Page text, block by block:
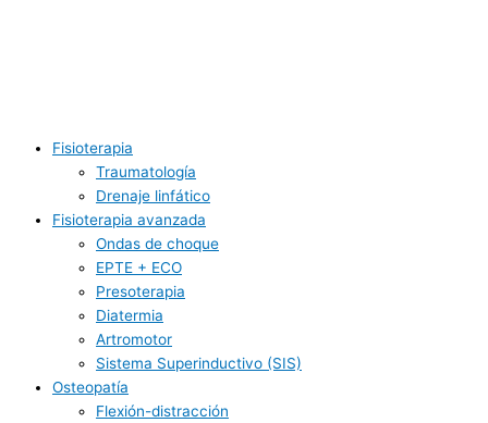
Fisioterapia
Traumatología
Drenaje linfático
Fisioterapia avanzada
Ondas de choque
EPTE + ECO
Presoterapia
Diatermia
Artromotor
Sistema Superinductivo (SIS)
Osteopatía
Flexión-distracción